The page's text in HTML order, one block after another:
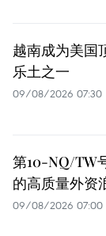
越南成为美国
乐土之一
09/08/2026 07:30
第10-NQ/TW
的高质量外资
09/08/2026 07:00